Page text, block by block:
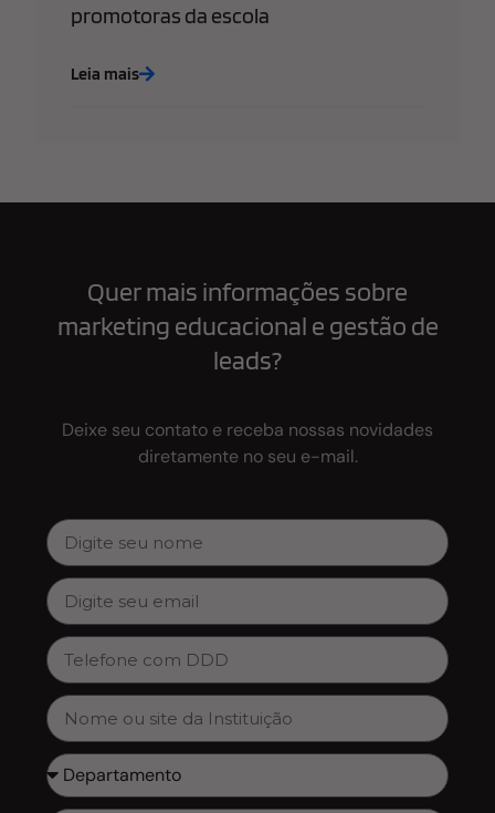
promotoras da escola
Leia mais
Quer mais informações sobre
marketing educacional e gestão de
leads?
Deixe seu contato e receba nossas novidades
diretamente no seu e-mail.